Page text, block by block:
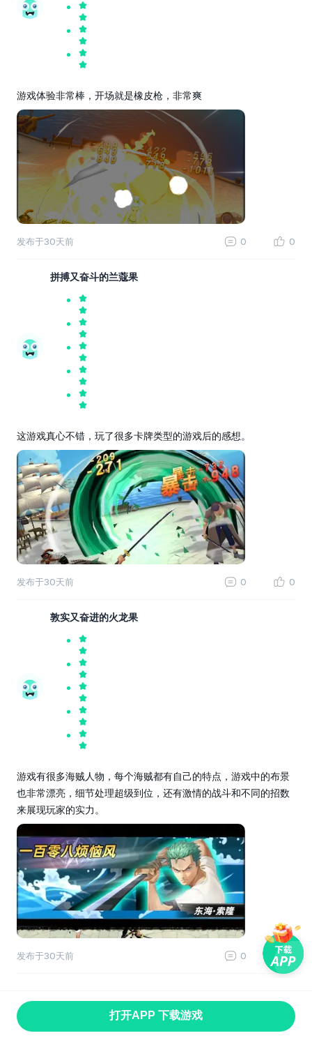
游戏体验非常棒，开场就是橡皮枪，非常爽
发布于30天前 0 0
拼搏又奋斗的兰蔻果
这游戏真心不错，玩了很多卡牌类型的游戏后的感想。
发布于30天前 0 0
敦实又奋进的火龙果
游戏有很多海贼人物，每个海贼都有自己的特点，游戏中的布景
也非常漂亮，细节处理超级到位，还有激情的战斗和不同的招数
来展现玩家的实力。
发布于30天前 0 0
打开APP 下载游戏